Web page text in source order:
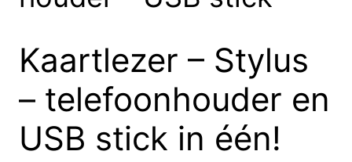
Kaartlezer – Stylus
– telefoonhouder en
USB stick in één!